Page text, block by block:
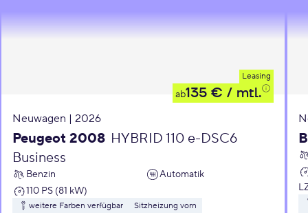
Leasing
ab135 € / mtl.
Neuwagen | 2026
Peugeot 2008 HYBRID 110 e-DSC6
Business
Benzin
Automatik
110 PS (81 kW)
weitere Farben verfügbar
Sitzheizung vorn